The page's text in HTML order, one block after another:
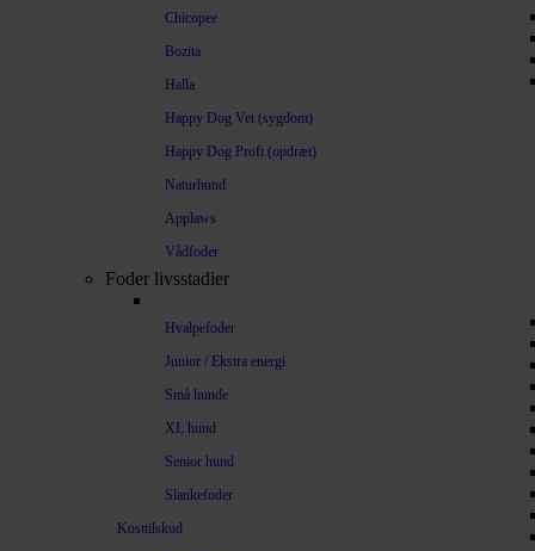
Chicopee
Bozita
Halla
Happy Dog Vet (sygdom)
Happy Dog Profi (opdræt)
Naturhund
Applaws
Vådfoder
Foder livsstadier
Hvalpefoder
Junior / Ekstra energi
Små hunde
XL hund
Senior hund
Slankefoder
Kosttilskud